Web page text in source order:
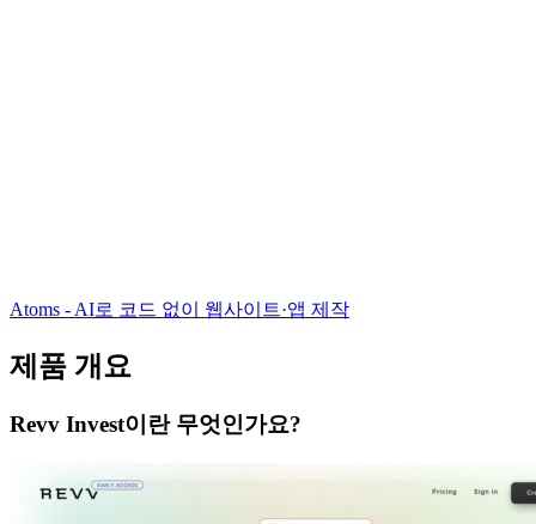
Atoms - AI로 코드 없이 웹사이트·앱 제작
제품 개요
Revv Invest이란 무엇인가요?